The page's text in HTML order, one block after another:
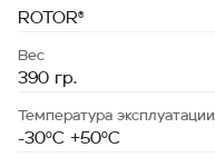
ROTOR®
Вес
390 гр.
Температура эксплуатации
-30°C +50°C